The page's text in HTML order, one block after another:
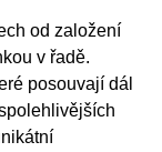
od založení
v řadě.
posouvají dál